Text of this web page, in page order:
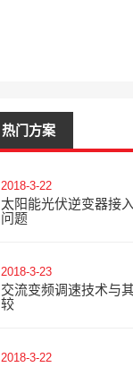
热门方案
2018-3-22
太阳能光伏逆变器接
问题
2018-3-23
交流变频调速技术与
较
2018-3-22